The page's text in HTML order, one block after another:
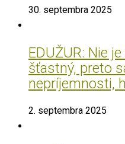
30. septembra 2025
EDUŽUR: Nie
šťastný, preto
nepríjemnosti,
2. septembra 2025